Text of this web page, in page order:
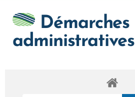
Démarches
administratives